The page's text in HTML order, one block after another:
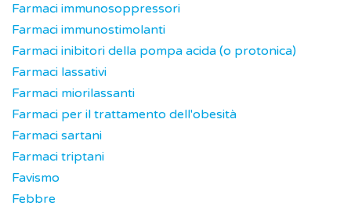
Farmaci immunosoppressori
Farmaci immunostimolanti
Farmaci inibitori della pompa acida (o protonica)
Farmaci lassativi
Farmaci miorilassanti
Farmaci per il trattamento dell'obesità
Farmaci sartani
Farmaci triptani
Favismo
Febbre